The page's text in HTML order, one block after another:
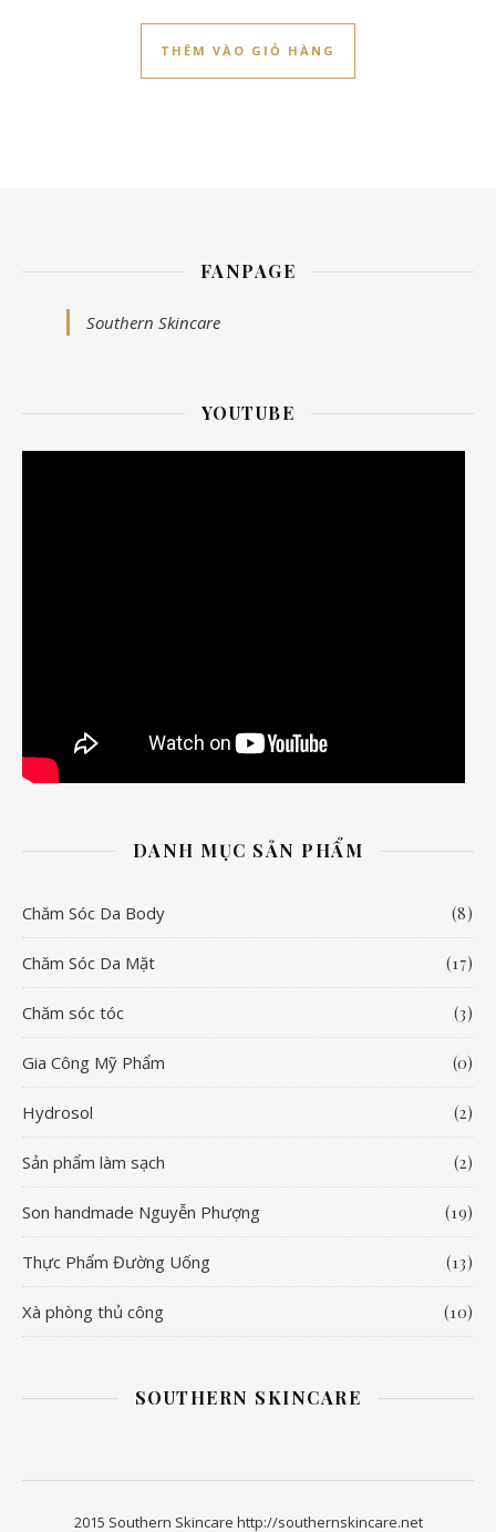
THÊM VÀO GIỎ HÀNG
FANPAGE
Southern Skincare
YOUTUBE
DANH MỤC SẢN PHẨM
Chăm Sóc Da Body (8)
Chăm Sóc Da Mặt (17)
Chăm sóc tóc (3)
Gia Công Mỹ Phẩm (0)
Hydrosol (2)
Sản phẩm làm sạch (2)
Son handmade Nguyễn Phượng (19)
Thực Phẩm Đường Uống (13)
Xà phòng thủ công (10)
SOUTHERN SKINCARE
2015 Southern Skincare http://southernskincare.net